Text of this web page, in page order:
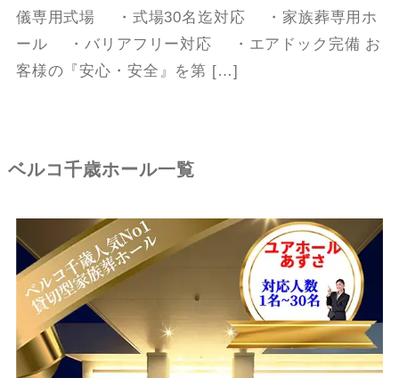
儀専用式場 ・式場30名迄対応 ・家族葬専用ホ
ール ・バリアフリー対応 ・エアドック完備 お
客様の『安心・安全』を第 […]
ベルコ千歳ホール一覧